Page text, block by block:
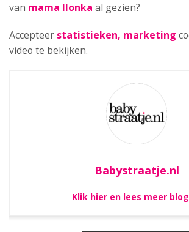
van mama Ilonka al gezien?
Accepteer statistieken, marketing
video te bekijken.
Babystraatje.nl
Klik hier en lees meer